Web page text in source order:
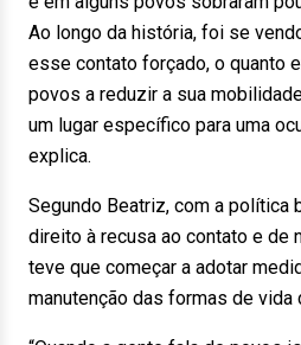
Ao longo da história, foi se
esse contato forçado, o quanto
povos a reduzir a sua
um lugar específico para uma
explica.
Segundo Beatriz, com a política
direito à recusa ao contato e de
teve que começar a adotar
manutenção das formas de